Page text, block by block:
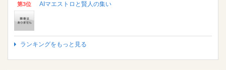
第3位 AIマエストロと賢人の集い
ランキングをもっと見る